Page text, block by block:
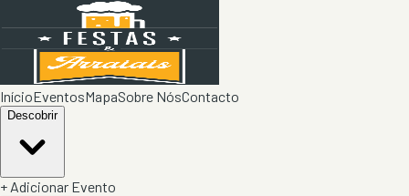
InícioEventosMapaSobre NósContacto
Descobrir
+ Adicionar Evento